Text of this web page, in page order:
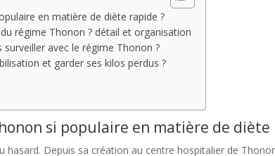
en matière de diète rapide ?
régime Thonon ? détail et organisation
avec le régime Thonon ?
et garder ses kilos perdus ?
si populaire en matière de diète
hasard. Depuis sa création au centre hospitalier de